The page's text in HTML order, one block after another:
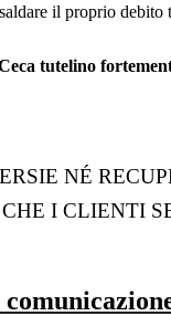
il proprio debito
tutelino
NÉ
I CLIENTI